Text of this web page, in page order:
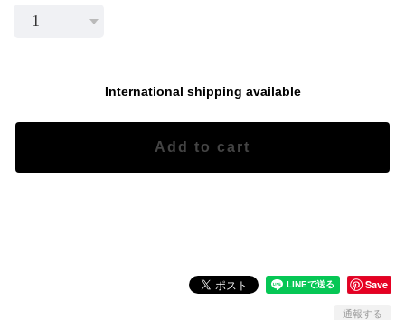
International shipping available
Add to cart
Save
通報する